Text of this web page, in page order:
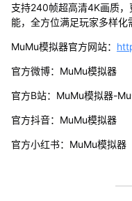
支持240帧超高清4K画质
能，全方位满足玩家多样化
MuMu模拟器官方网站：
官方微博：MuMu模拟器
官方B站：MuMu模拟器-
官方抖音：MuMu模拟器
官方小红书：MuMu模拟器